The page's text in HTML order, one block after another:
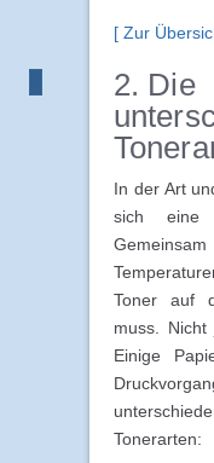
[ Zur
2. Die
In der Art
sich eine
Toner auf
muss.
Einige
Tonerarten: